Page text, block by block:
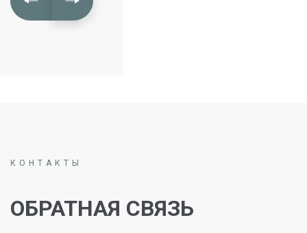
КОНТАКТЫ
ОБРАТНАЯ СВЯЗЬ